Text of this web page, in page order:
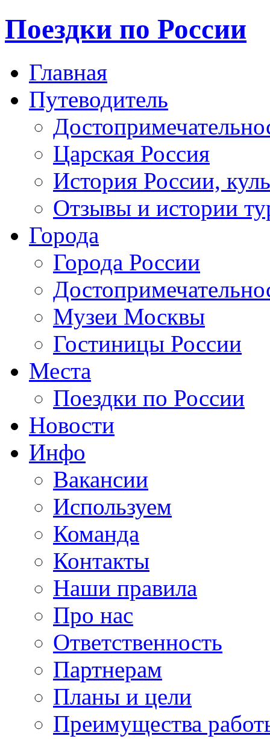
Поездки по России
Главная
Путеводитель
Царская Россия
История России,
Отзывы и истории
Города
Города России
Музеи Москвы
Гостиницы России
Места
Поездки по России
Новости
Инфо
Вакансии
Используем
Команда
Контакты
Наши правила
Про нас
Ответственность
Партнерам
Планы и цели
Преимущества